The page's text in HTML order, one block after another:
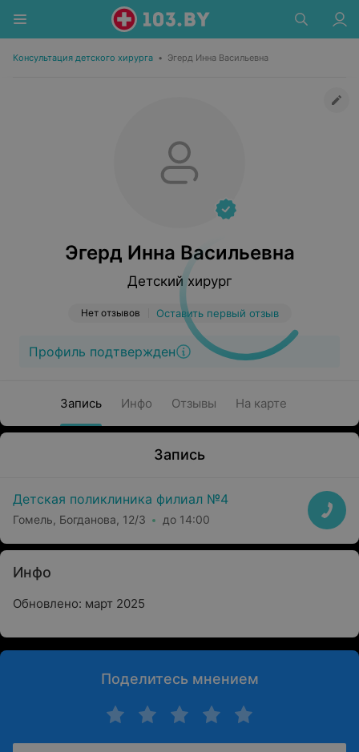
Консультация детского хирурга • Эгерд Инна Васильевна
Эгерд Инна Васильевна
Детский хирург
Нет отзывов Оставить первый отзыв
Профиль подтвержден
Запись Инфо Отзывы На карте
Запись
Детская поликлиника филиал №4
Гомель, Богданова, 12/3 до 14:00
Инфо
Обновлено: март 2025
Поделитесь мнением